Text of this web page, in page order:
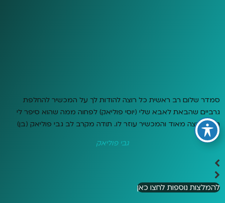
סמדר שלום רב ראשית כל רוצה להודות לך על המכשיר להחלפת
גרביים שהבאת לאבא שלי (יוסי פוליאק) לפחוה ממה שהוא סיפר לי
הוא מרוצה מאוד והמכשיר עוזר לו. תודה מקרב לב גבי פוליאק (בן)
גבי פוליאק
להמלצות נוספות לחצו כאן